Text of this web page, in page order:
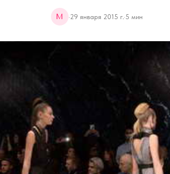
M ·29 января 2015 г.·5 мин